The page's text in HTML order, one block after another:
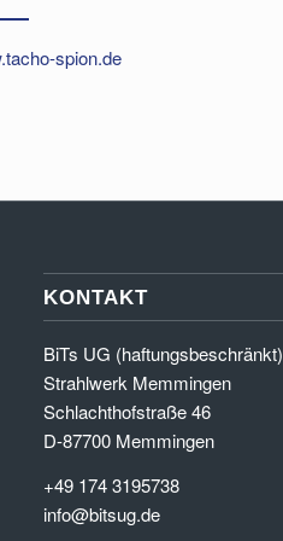
spion.de
KONTAKT
BiTs UG (haftungsbeschränkt)
Strahlwerk Memmingen
Schlachthofstraße 46
D-87700 Memmingen
+49 174 3195738
info@bitsug.de